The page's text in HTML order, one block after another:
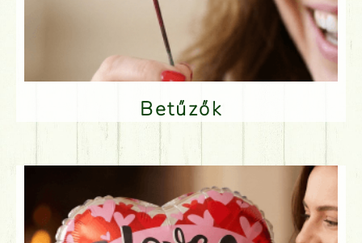
Betűzők